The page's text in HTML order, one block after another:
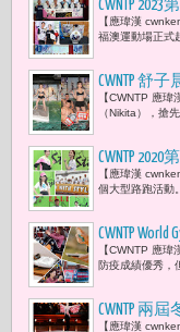
CWNTP
盡眼裡
【應瑋漢
福澳運動場正式
CWNTP 舒
【CWNTP 應
（Nikita），搶
CWNTP
魏蔓 為女
【應瑋漢
個大型路跑活動
CWNTP
飛輪」競
【CWNTP 應
防疫成績優秀，
CWNTP 兩
【應瑋漢